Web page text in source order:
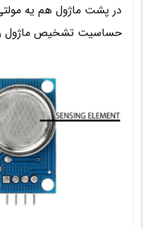
در پشت ماژول هم یه
حساسیت تشخیص ماژول